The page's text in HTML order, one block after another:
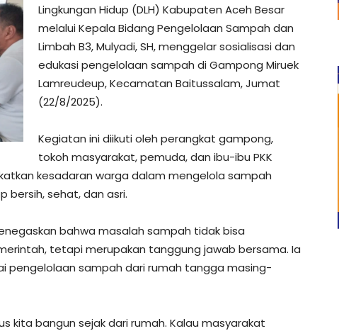
Lingkungan Hidup (DLH) Kabupaten Aceh Besar
melalui Kepala Bidang Pengelolaan Sampah dan
Limbah B3, Mulyadi, SH, menggelar sosialisasi dan
edukasi pengelolaan sampah di Gampong Miruek
Lamreudeup, Kecamatan Baitussalam, Jumat
(22/8/2025).
Kegiatan ini diikuti oleh perangkat gampong,
tokoh masyarakat, pemuda, dan ibu-ibu PKK
kesadaran warga dalam mengelola sampah
bersih, sehat, dan asri.
bahwa masalah sampah tidak bisa
tetapi merupakan tanggung jawab bersama. Ia
pengelolaan sampah dari rumah tangga masing-
kita bangun sejak dari rumah. Kalau masyarakat